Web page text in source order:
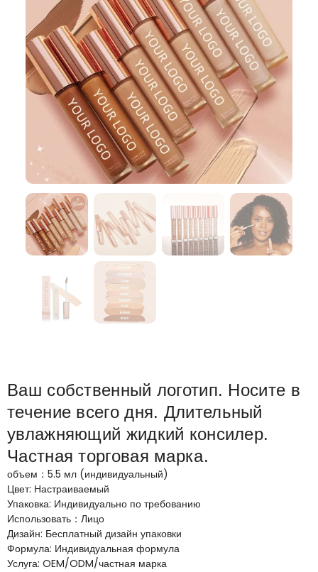
Ваш собственный логотип. Носите в
течение всего дня. Длительный
увлажняющий жидкий консилер.
Частная торговая марка.
объем：5.5 мл (индивидуальный)
Цвет: Настраиваемый
Упаковка: Индивидуально по требованию
Использовать：Лицо
Дизайн: Бесплатный дизайн упаковки
Формула: Индивидуальная формула
Услуга: OEM/ODM/частная марка